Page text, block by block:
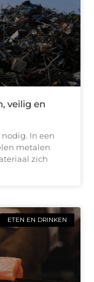
veilig en
In een
metalen
zich
ETEN EN DRINKEN